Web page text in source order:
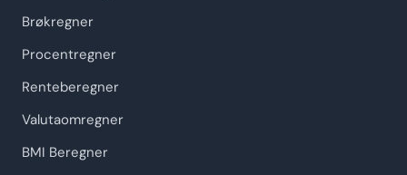
Brøkregner
Procentregner
Renteberegner
Valutaomregner
BMI Beregner